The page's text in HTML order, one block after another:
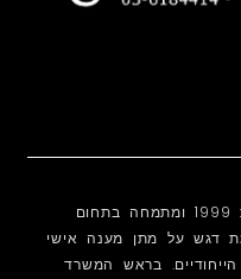
משרד עו"ד אונגר – לטין נוסד בשנת 1999 ומתמחה בתחום
דגש על מתן מענה אישי
הייחודיים. בראש המשרד